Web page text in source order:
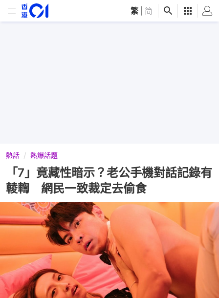
繁 简
熱話 熱爆話題
「7」竟藏性暗示？老公手機對話記錄有
輘輷 網民一致裁定去偷食